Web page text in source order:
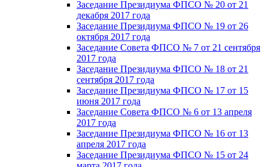
Заседание Президиума ФПСО № 20 от 21
декабря 2017 года
Заседание Президиума ФПСО № 19 от 26
октября 2017 года
Заседание Совета ФПСО № 7 от 21 сентября
2017 года
Заседание Президиума ФПСО № 18 от 21
сентября 2017 года
Заседание Президиума ФПСО № 17 от 15
июня 2017 года
Заседание Совета ФПСО № 6 от 13 апреля
2017 года
Заседание Президиума ФПСО № 16 от 13
апреля 2017 года
Заседание Президиума ФПСО № 15 от 24